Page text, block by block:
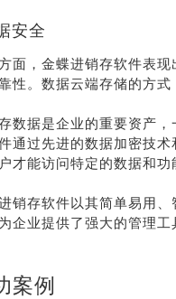
安全
面，金蝶进销存软件表
性。数据云端存储的方式
数据是企业的重要资产
通过先进的数据加密技
才能访问特定的数据和功
销存软件以其简单易用
企业提供了强大的管理
案例